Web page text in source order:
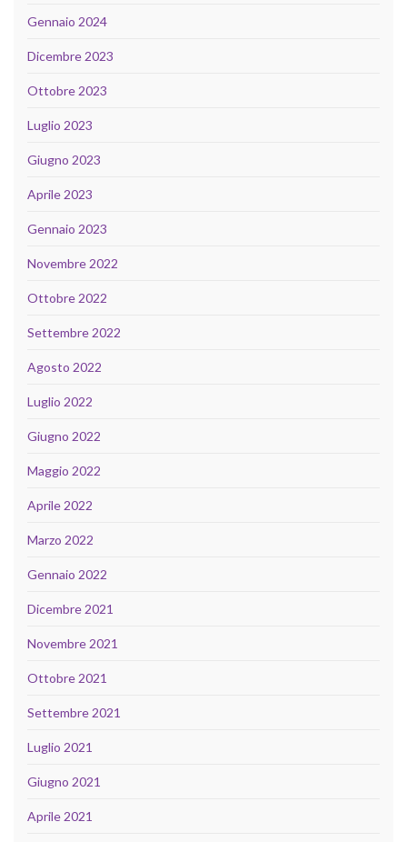
Gennaio 2024
Dicembre 2023
Ottobre 2023
Luglio 2023
Giugno 2023
Aprile 2023
Gennaio 2023
Novembre 2022
Ottobre 2022
Settembre 2022
Agosto 2022
Luglio 2022
Giugno 2022
Maggio 2022
Aprile 2022
Marzo 2022
Gennaio 2022
Dicembre 2021
Novembre 2021
Ottobre 2021
Settembre 2021
Luglio 2021
Giugno 2021
Aprile 2021